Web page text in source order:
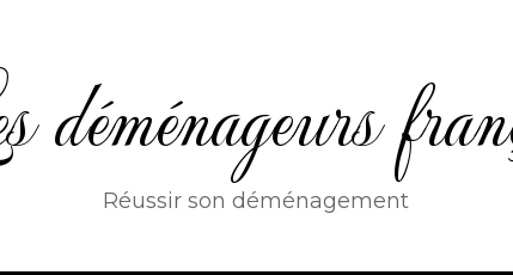
Réussir son déménagement